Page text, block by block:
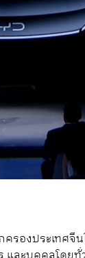
รองประเทศ